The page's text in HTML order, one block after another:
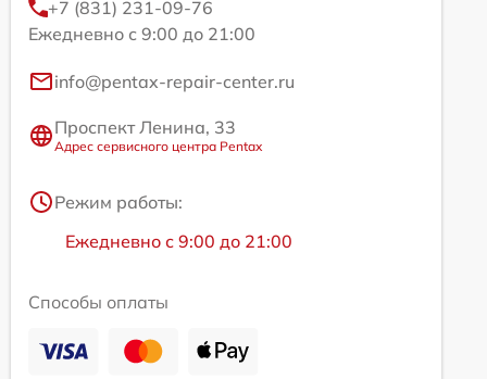
+7 (831) 231-09-76
Ежедневно с 9:00 до 21:00
info@pentax-repair-center.ru
Проспект Ленина, 33
Адрес сервисного центра Pentax
Режим работы:
Ежедневно с 9:00 до 21:00
Способы оплаты